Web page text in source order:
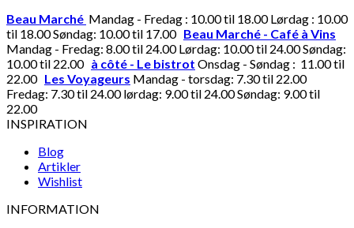
Beau Marché Mandag - Fredag : 10.00 til 18.00 Lørdag : 10.00
til 18.00 Søndag: 10.00 til 17.00 Beau Marché - Café à Vins
Mandag - Fredag: 8.00 til 24.00 Lørdag: 10.00 til 24.00 Søndag:
10.00 til 22.00 à côté - Le bistrot Onsdag - Søndag : 11.00 til
22.00 Les Voyageurs Mandag - torsdag: 7.30 til 22.00
Fredag: 7.30 til 24.00 lørdag: 9.00 til 24.00 Søndag: 9.00 til
22.00
INSPIRATION
Blog
Artikler
Wishlist
INFORMATION